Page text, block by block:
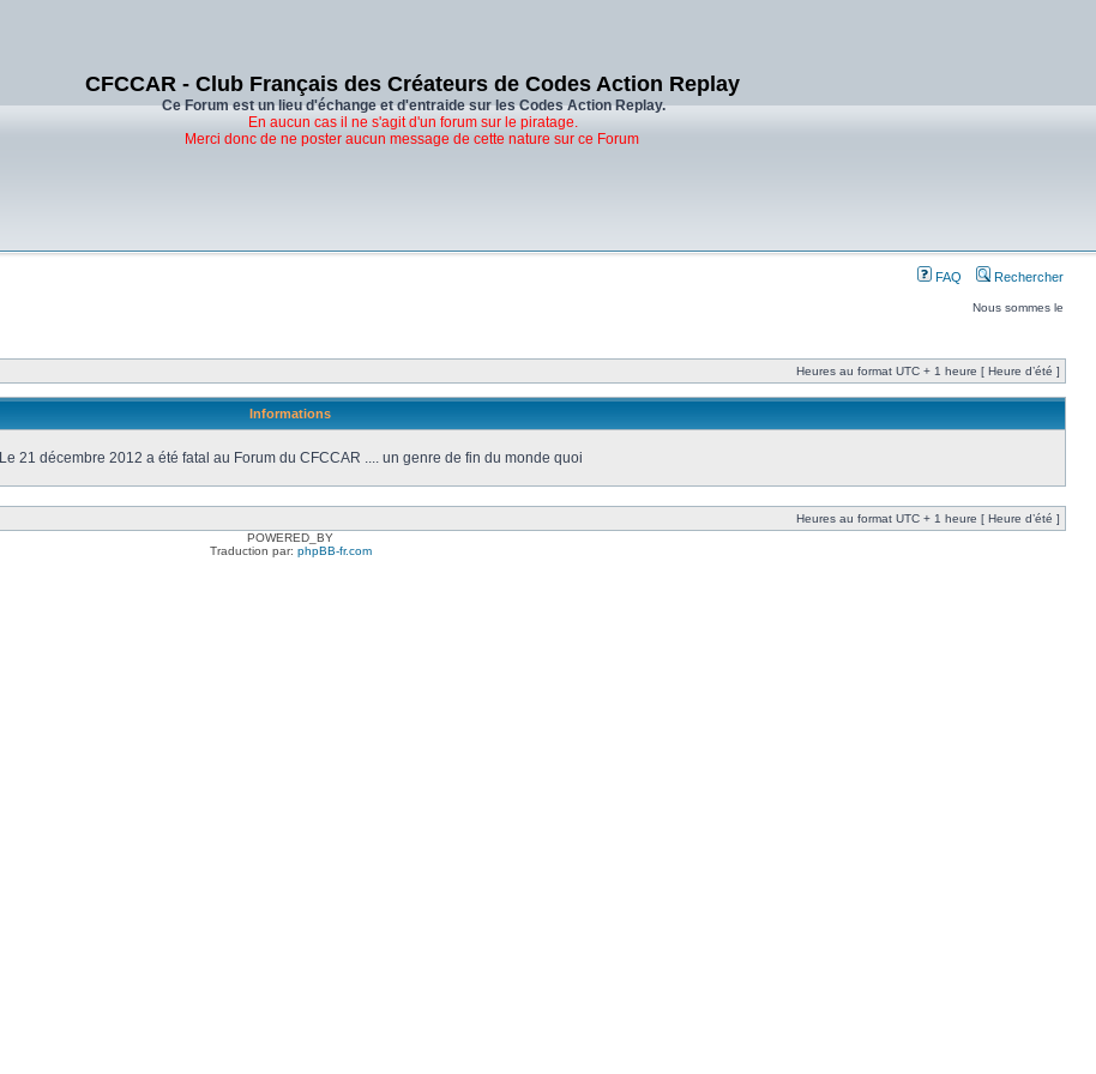
CFCCAR - Club Français des Créateurs de Codes Action Replay
Ce Forum est un lieu d'échange et d'entraide sur les Codes Action Replay.
En aucun cas il ne s'agit d'un forum sur le piratage.
Merci donc de ne poster aucun message de cette nature sur ce Forum
FAQ Rechercher
Nous sommes le
Heures au format UTC + 1 heure [ Heure d’été ]
Informations
Le 21 décembre 2012 a été fatal au Forum du CFCCAR .... un genre de fin du monde quoi
Heures au format UTC + 1 heure [ Heure d’été ]
POWERED_BY
Traduction par: phpBB-fr.com